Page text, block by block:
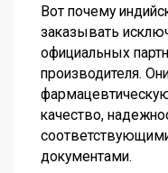
Вот почему
заказывать
официальных
производителя.
качество,
документами.